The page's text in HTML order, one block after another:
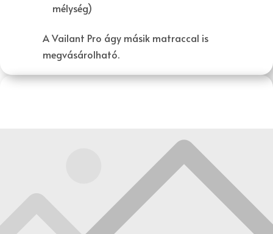
mélység)
A Vailant Pro ágy másik matraccal is
megvásárolható.